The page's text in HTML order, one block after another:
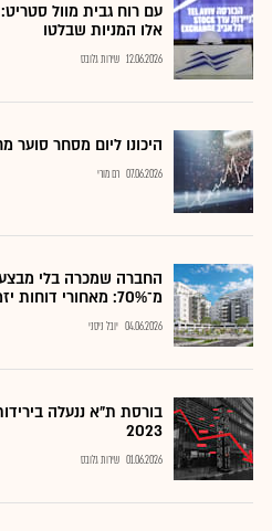
עם רוח גבית מוול
אלו המניות שבלטו
12.06.2026 שירות גלובס
היכונו ליום מסחר סוער
07.06.2026 רם מורי
החברה שמכרה בלי
מ־70%: מאחורי דוחות יזמיות המגורים
04.06.2026 יובל ניסני
בורסת ת"א ננעלה
2023
01.06.2026 שירות גלובס